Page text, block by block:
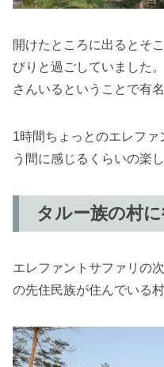
開けたところに出るとそ
びりと過ごしていました
さんいるということで有
1時間ちょっとのエレフ
う間に感じるくらいの楽
タルー族の村に
エレファントサファリの
の先住民族が住んでいる